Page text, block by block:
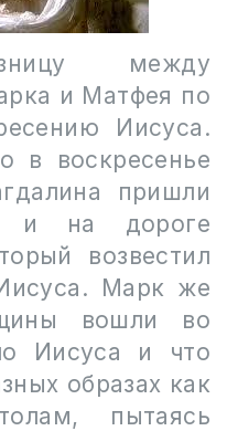
между
и Матфея по
Иисуса.
в воскресенье
пришли
и на дороге
возвестил
Марк же
вошли во
Иисуса и что
образах как
пытаясь